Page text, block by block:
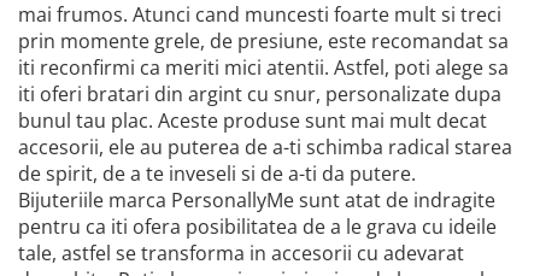
mai frumos. Atunci cand muncesti foarte mult si treci
prin momente grele, de presiune, este recomandat sa
iti reconfirmi ca meriti mici atentii. Astfel, poti alege sa
iti oferi bratari din argint cu snur, personalizate dupa
bunul tau plac. Aceste produse sunt mai mult decat
accesorii, ele au puterea de a-ti schimba radical starea
de spirit, de a te inveseli si de a-ti da putere.
Bijuteriile marca PersonallyMe sunt atat de indragite
pentru ca iti ofera posibilitatea de a le grava cu ideile
tale, astfel se transforma in accesorii cu adevarat